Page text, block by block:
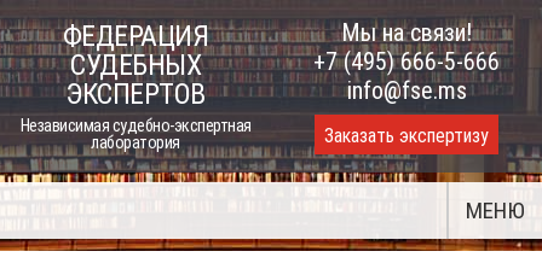
Skip
to
content
ФЕДЕРАЦИЯ
СУДЕБНЫХ
ЭКСПЕРТОВ
Независимая судебно-экспертная
лаборатория
Мы на связи!
+7 (495) 666-5-666
info@fse.ms
Заказать экспертизу
МЕНЮ